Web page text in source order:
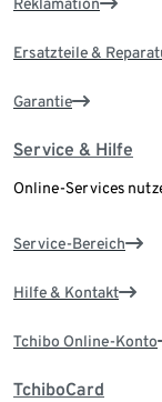
Reklamation
Ersatzteile &
Garantie
Service & Hilfe
Online-Services
Service-Bereich
Hilfe & Kontakt
Tchibo Online-Konto
TchiboCard